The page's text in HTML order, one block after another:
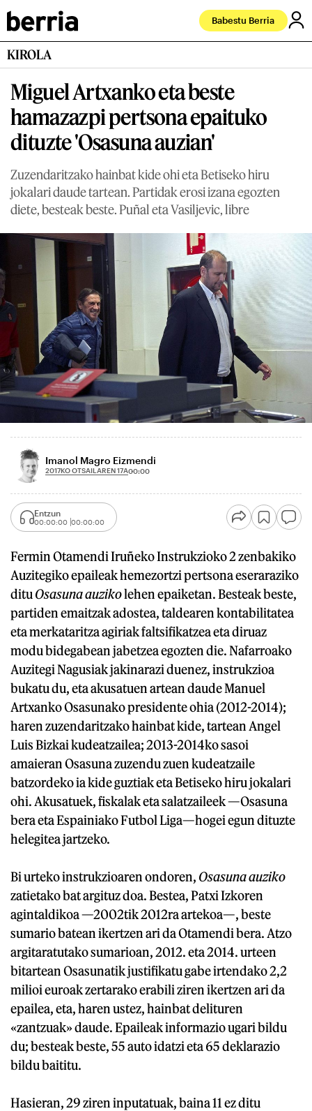
Babestu Berria
KIROLA
Miguel Artxanko eta beste
hamazazpi pertsona epaituko
dituzte 'Osasuna auzian'
Zuzendaritzako hainbat kide ohi eta Betiseko hiru
jokalari daude tartean. Partidak erosi izana egozten
diete, besteak beste. Puñal eta Vasiljevic, libre
Imanol Magro Eizmendi
2017KO OTSAILAREN 17A00:00
Entzun
00:00:00 00:00:00
Fermin Otamendi Iruñeko Instrukzioko 2 zenbakiko
Auzitegiko epaileak hemezortzi pertsona eseraraziko
ditu Osasuna auzikolehen epaiketan. Besteak beste,
partiden emaitzak adostea, taldearen kontabilitatea
eta merkataritza agiriak faltsifikatzea eta diruaz
modu bidegabean jabetzea egozten die. Nafarroako
Auzitegi Nagusiak jakinarazi duenez, instrukzioa
bukatu du, eta akusatuen artean daude Manuel
Artxanko Osasunako presidente ohia (2012-2014);
haren zuzendaritzako hainbat kide, tartean Angel
Luis Bizkai kudeatzailea; 2013-2014ko sasoi
amaieran Osasuna zuzendu zuen kudeatzaile
batzordeko ia kide guztiak eta Betiseko hiru jokalari
ohi. Akusatuek, fiskalak eta salatzaileek —Osasuna
bera eta Espainiako Futbol Liga—hogei egun dituzte
helegitea jartzeko.
Bi urteko instrukzioaren ondoren, Osasuna auziko
zatietako bat argituz doa. Bestea, Patxi Izkoren
agintaldikoa —2002tik 2012ra artekoa—, beste
sumario batean ikertzen ari da Otamendi bera. Atzo
argitaratutako sumarioan, 2012. eta 2014. urteen
bitartean Osasunatik justifikatu gabe irtendako 2,2
milioi euroak zertarako erabili ziren ikertzen ari da
epailea, eta, haren ustez, hainbat delituren
«zantzuak» daude. Epaileak informazio ugari bildu
du; besteak beste, 55 auto idatzi eta 65 deklarazio
bildu baititu.
Hasieran, 29 ziren inputatuak, baina 11 ez ditu